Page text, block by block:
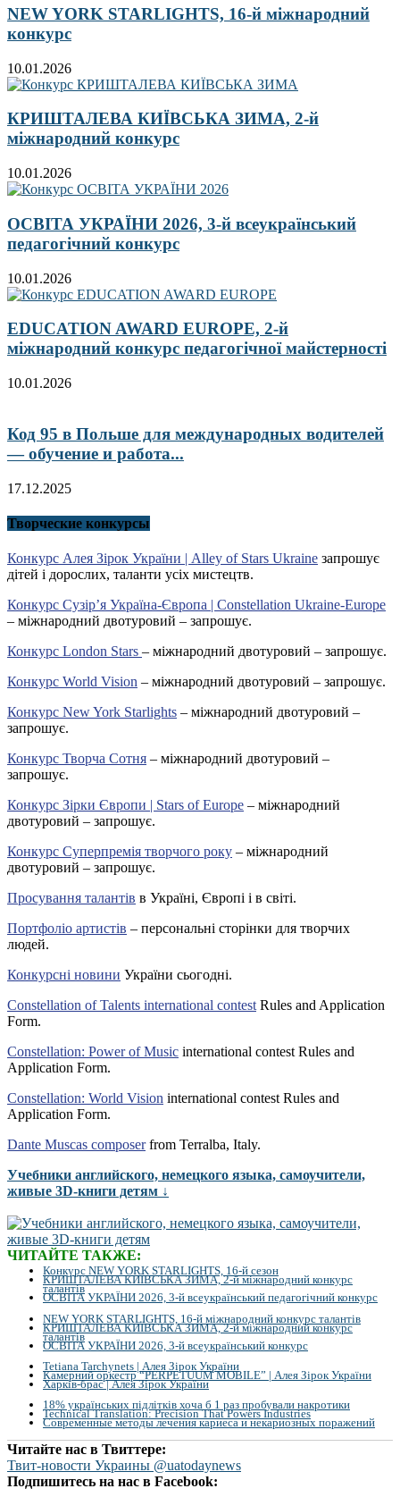
NEW YORK STARLIGHTS, 16-й міжнародний
конкурс
10.01.2026
КРИШТАЛЕВА КИЇВСЬКА ЗИМА, 2-й
міжнародний конкурс
10.01.2026
ОСВІТА УКРАЇНИ 2026, 3-й всеукраїнський
педагогічний конкурс
10.01.2026
EDUCATION AWARD EUROPE, 2-й
міжнародний конкурс педагогічної майстерності
10.01.2026
Код 95 в Польше для международных водителей
— обучение и работа...
17.12.2025
Творческие конкурсы
Конкурс Алея Зірок України | Alley of Stars Ukraine запрошує
дітей і дорослих, таланти усіх мистецтв.
Конкурс Сузір’я Україна-Європа | Constellation Ukraine-Europe
– міжнародний двотуровий – запрошує.
Конкурс London Stars – міжнародний двотуровий – запрошує.
Конкурс World Vision – міжнародний двотуровий – запрошує.
Конкурс New York Starlights – міжнародний двотуровий –
запрошує.
Конкурс Творча Сотня – міжнародний двотуровий –
запрошує.
Конкурс Зірки Європи | Stars of Europe – міжнародний
двотуровий – запрошує.
Конкурс Суперпремія творчого року – міжнародний
двотуровий – запрошує.
Просування талантів в Україні, Європі і в світі.
Портфоліо артистів – персональні сторінки для творчих
людей.
Конкурсні новини України сьогодні.
Constellation of Talents international contest Rules and Application
Form.
Constellation: Power of Music international contest Rules and
Application Form.
Constellation: World Vision international contest Rules and
Application Form.
Dante Muscas composerfrom Terralba, Italy.
Учебники английского, немецкого языка, самоучители,
живые 3D-книги детям ↓
ЧИТАЙТЕ ТАКЖЕ:
Конкурс NEW YORK STARLIGHTS, 16-й сезон
КРИШТАЛЕВА КИЇВСЬКА ЗИМА, 2-й міжнародний конкурс
талантів
ОСВІТА УКРАЇНИ 2026, 3-й всеукраїнський педагогічний конкурс
NEW YORK STARLIGHTS, 16-й міжнародний конкурс талантів
КРИШТАЛЕВА КИЇВСЬКА ЗИМА, 2-й міжнародний конкурс
талантів
ОСВІТА УКРАЇНИ 2026, 3-й всеукраїнський конкурс
Tetiana Tarchynets | Алея Зірок України
Камерний оркестр “PERPETUUM MOBILE” | Алея Зірок України
Харків-брас | Алея Зірок України
18% українських підлітків хоча б 1 раз пробували накротики
Technical Translation: Precision That Powers Industries
Современные методы лечения кариеса и некариозных поражений
Читайте нас в Твиттере:
Твит-новости Украины @uatodaynews
Подпишитесь на нас в Facebook: